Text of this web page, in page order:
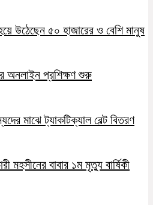
উঠেছেন ৫০ হাজারের ও বেশি মানুষ
অনলাইন প্রশিক্ষণ শুরু
মাঝে ট্যাকটিক্যাল বেল্ট বিতরণ
মহসীনের বাবার ১ম মৃত্যু বার্ষিকী